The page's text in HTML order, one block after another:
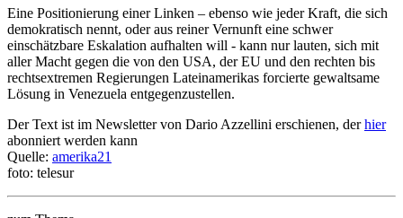
Eine Positionierung einer Linken – ebenso wie jeder Kraft, die sich
demokratisch nennt, oder aus reiner Vernunft eine schwer
einschätzbare Eskalation aufhalten will - kann nur lauten, sich mit
aller Macht gegen die von den USA, der EU und den rechten bis
rechtsextremen Regierungen Lateinamerikas forcierte gewaltsame
Lösung in Venezuela entgegenzustellen.
Der Text ist im Newsletter von Dario Azzellini erschienen, derhier
abonniert werden kann
Quelle: amerika21
foto: telesur